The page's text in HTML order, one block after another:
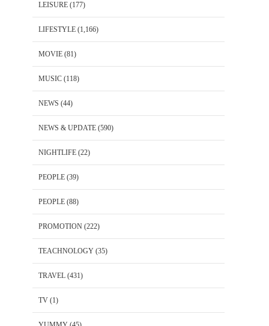
LEISURE (177)
LIFESTYLE (1,166)
MOVIE (81)
MUSIC (118)
NEWS (44)
NEWS & UPDATE (590)
NIGHTLIFE (22)
PEOPLE (39)
PEOPLE (88)
PROMOTION (222)
TEACHNOLOGY (35)
TRAVEL (431)
TV (1)